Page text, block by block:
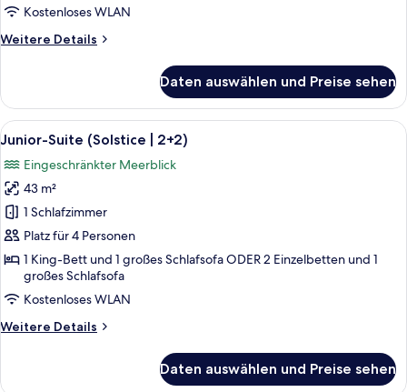
Kostenloses WLAN
Weitere Details
Weitere
Suite,
Meerblick
(2+2)
Daten auswählen und Preise sehen
Alle
Fotos
für
Junior-
Suite
(Solstice
2+2)
anzeigen
Ein modernes Hotelzimmer mit Bett,
5
Junior-Suite (Solstice | 2+2)
Eingeschränkter Meerblick
43 m²
1 Schlafzimmer
Platz für 4 Personen
1 King-Bett und 1 großes Schlafsofa ODER 2 Einzelbetten und 1
großes Schlafsofa
Kostenloses WLAN
Weitere Details
Weitere
Daten auswählen und Preise sehen